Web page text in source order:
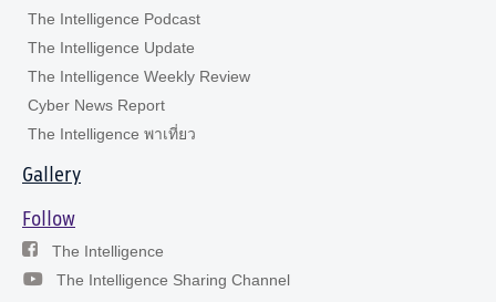
The Intelligence Podcast
The Intelligence Update
The Intelligence Weekly Review
Cyber News Report
The Intelligence พาเที่ยว
Gallery
Follow
The Intelligence
The Intelligence Sharing Channel